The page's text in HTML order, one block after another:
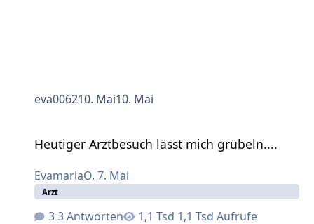
eva006210. Mai10. Mai
Heutiger Arztbesuch lässt mich grübeln....
EvamariaO, 7. Mai
Arzt
3 Antworten 1,1 Tsd Aufrufe